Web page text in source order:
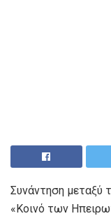
Συνάντηση μεταξύ
«Κοινό των